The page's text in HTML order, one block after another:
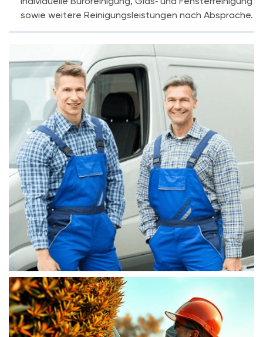
sowie weitere Reinigungsleistungen nach Absprache.